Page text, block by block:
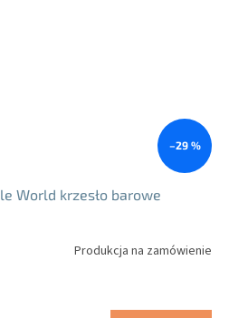
–29 %
World krzesło barowe
Produkcja na zamówienie